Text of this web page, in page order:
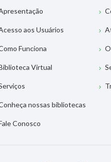
aos Usuários
Funciona
Virtual
nossas bibliotecas
Conosco